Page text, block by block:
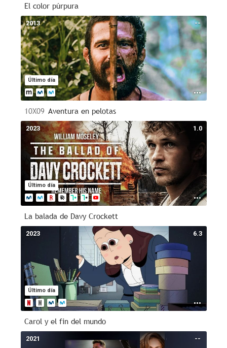
El color púrpura
--
Último día
2013
10X09 Aventura en pelotas
1.0
Último día
2023
La balada de Davy Crockett
6.3
Último día
2023
Carol y el fin del mundo
--
2021